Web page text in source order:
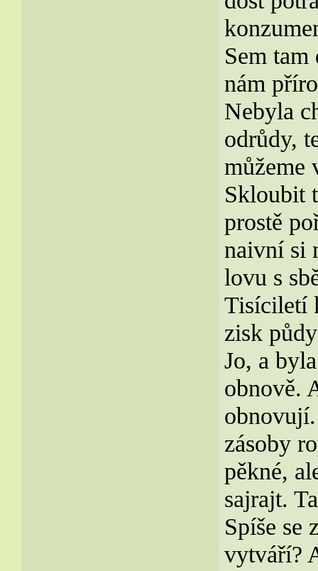
Sem
nám
Nebyla
odrůdy,
můžeme
Skloubit
prostě
naivní si
lovu s
Tisíciletí
zisk
Jo, a
obnově.
zásoby
pěkné,
sajrajt.
Spíše se
vytváří?